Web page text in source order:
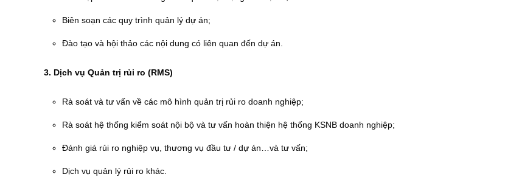
Biên soạn các quy trình quản lý dự án;
Đào tạo và hội thảo các nội dung có liên quan đến dự án.
3. Dịch vụ Quản trị rủi ro (RMS)
Rà soát và tư vấn về các mô hình quản trị rủi ro doanh nghiệp;
Rà soát hệ thống kiểm soát nội bộ và tư vấn hoàn thiện hệ thống KSNB doanh nghiệp;
Đánh giá rủi ro nghiệp vụ, thương vụ đầu tư / dự án…và tư vấn;
Dịch vụ quản lý rủi ro khác.